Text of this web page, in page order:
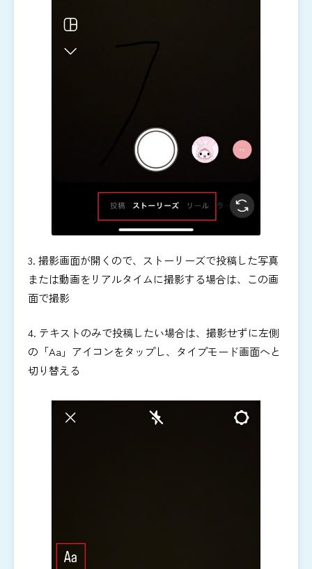
3. 撮影画面が開くので、ストーリーズで投稿した写真
または動画をリアルタイムに撮影する場合は、この画
面で撮影
4. テキストのみで投稿したい場合は、撮影せずに左側
の「Aa」アイコンをタップし、タイプモード画面へと
切り替える